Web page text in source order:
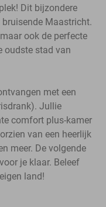
Dit bijzondere
Maastricht.
ook de perfecte
oudste stad van
met een
Jullie
comfort plus-kamer
van een heerlijk
meer. De volgende
je klaar. Beleef
land!